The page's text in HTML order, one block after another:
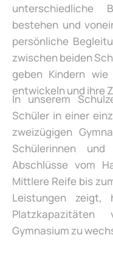
unterschiedliche
bestehen und
persönliche
zwischen beiden
geben Kindern
entwickeln und ihre
In unserem
Schüler in einer
zweizügigen
Schülerinnen
Abschlüsse vom
Mittlere Reife bis
Leistungen
Gymnasium zu